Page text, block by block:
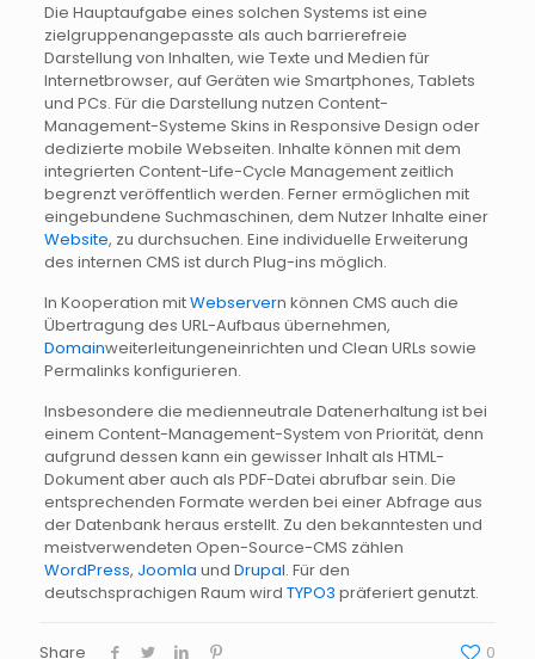
Die Hauptaufgabe eines solchen Systems ist eine
zielgruppenangepasste als auch barrierefreie
Darstellung von Inhalten, wie Texte und Medien für
Internetbrowser, auf Geräten wie Smartphones, Tablets
und PCs. Für die Darstellung nutzen Content-
Management-Systeme Skins in Responsive Design oder
dedizierte mobile Webseiten. Inhalte können mit dem
integrierten Content-Life-Cycle Management zeitlich
begrenztveröffentlich werden. Ferner ermöglichen mit
eingebundene Suchmaschinen, dem Nutzer Inhalte einer
Website, zu durchsuchen. Eine individuelle Erweiterung
des internen CMS ist durch Plug-ins möglich.
In Kooperation mitWebservern können CMS auch die
Übertragung des URL-Aufbaus übernehmen,
Domainweiterleitungeneinrichten und Clean URLs sowie
Permalinks konfigurieren.
Insbesondere die medienneutrale Datenerhaltung ist bei
einem Content-Management-System von Priorität, denn
aufgrund dessen kann ein gewisser Inhalt als HTML-
Dokumentaber auch als PDF-Datei abrufbar sein. Die
entsprechenden Formate werden bei einer Abfrage aus
der Datenbank heraus erstellt. Zu den bekanntesten und
meistverwendeten Open-Source-CMS zählen
WordPress, Joomla und Drupal. Für den
deutschsprachigen Raum wird TYPO3 präferiert genutzt.
Share 0